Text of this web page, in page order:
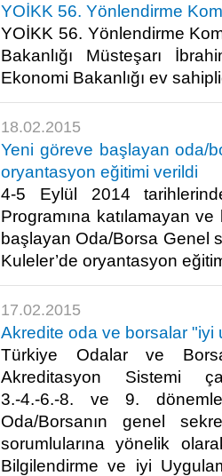
YOİKK 56. Yönlendirme
YOİKK 56. Yönlendirme
Bakanlığı Müsteşarı
Ekonomi Bakanlığı ev
18.02.2015
Yeni göreve başlayan oda/
oryantasyon eğitimi verildi
4-5 Eylül 2014
Programına katılamayan
başlayan Oda/Borsa Genel
Kuleler’de oryantasyon
17.02.2015
Akredite oda ve borsalar "iyi
Türkiye Odalar ve
Akreditasyon Sistemi
3.-4.-6.-8. ve 9.
Oda/Borsanın genel
sorumlularına yönelik
Bilgilendirme ve iyi